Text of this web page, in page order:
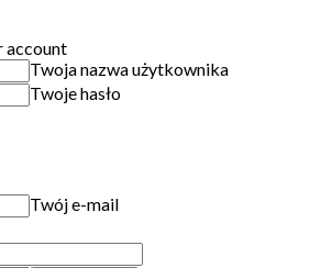
account
Twoja nazwa użytkownika
Twoje hasło
Twój e-mail